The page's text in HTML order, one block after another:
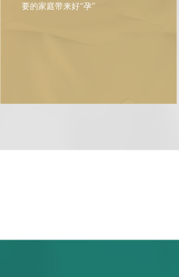
要的家庭带来好“孕”